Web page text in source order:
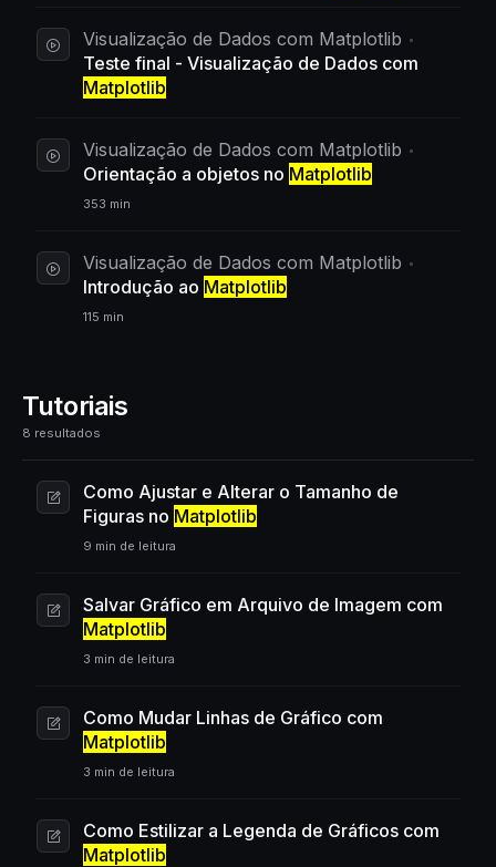
Visualização de Dados com Matplotlib
Teste final - Visualização de Dados com
Matplotlib
Visualização de Dados com Matplotlib
Orientação a objetos no Matplotlib
353 min
Visualização de Dados com Matplotlib
Introdução ao Matplotlib
115 min
Tutoriais
8 resultados
Como Ajustar e Alterar o Tamanho de
Figuras no Matplotlib
9 min de leitura
Salvar Gráfico em Arquivo de Imagem com
Matplotlib
3 min de leitura
Como Mudar Linhas de Gráfico com
Matplotlib
3 min de leitura
Como Estilizar a Legenda de Gráficos com
Matplotlib